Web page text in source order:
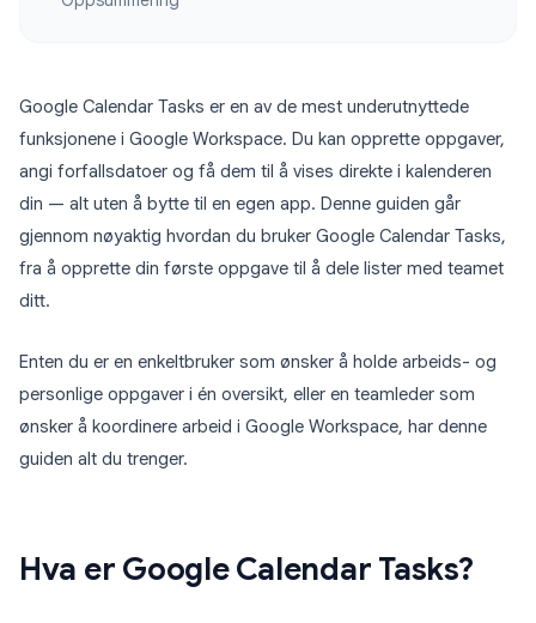
Google Calendar Tasks er en av de mest underutnyttede
funksjonene i Google Workspace. Du kan opprette oppgaver,
angi forfallsdatoer og få dem til å vises direkte i kalenderen
din — alt uten å bytte til en egen app. Denne guiden går
gjennom nøyaktig hvordan du bruker Google Calendar Tasks,
fra å opprette din første oppgave til å dele lister med teamet
ditt.
Enten du er en enkeltbruker som ønsker å holde arbeids- og
personlige oppgaver i én oversikt, eller en teamleder som
ønsker å koordinere arbeid i Google Workspace, har denne
guiden alt du trenger.
Hva er Google Calendar Tasks?